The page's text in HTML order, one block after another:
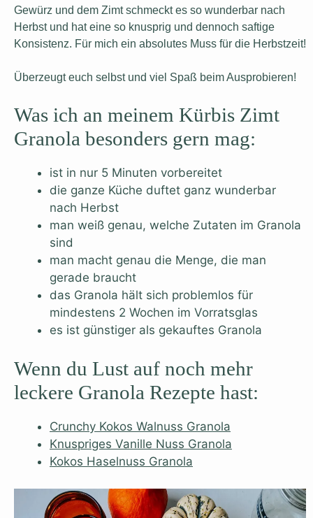
Gewürz und dem Zimt schmeckt es so wunderbar nach
Herbst und hat eine so knusprig und dennoch saftige
Konsistenz. Für mich ein absolutes Muss für die Herbstzeit!
Überzeugt euch selbst und viel Spaß beim Ausprobieren!
Was ich an meinem Kürbis Zimt
Granola besonders gern mag:
ist in nur 5 Minuten vorbereitet
die ganze Küche duftet ganz wunderbar
nach Herbst
man weiß genau, welche Zutaten im Granola
sind
man macht genau die Menge, die man
gerade braucht
das Granola hält sich problemlos für
mindestens 2 Wochen im Vorratsglas
es ist günstiger als gekauftes Granola
Wenn du Lust auf noch mehr
leckere Granola Rezepte hast:
Crunchy Kokos Walnuss Granola
Knuspriges Vanille Nuss Granola
Kokos Haselnuss Granola